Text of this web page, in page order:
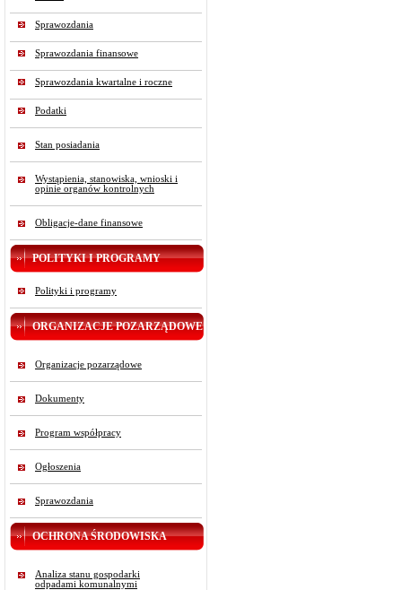
Sprawozdania
Sprawozdania finansowe
Sprawozdania kwartalne i roczne
Podatki
Stan posiadania
Wystąpienia, stanowiska, wnioski i
opinie organów kontrolnych
Obligacje-dane finansowe
POLITYKI I PROGRAMY
Polityki i programy
ORGANIZACJE POZARZĄDOWE
Organizacje pozarządowe
Dokumenty
Program współpracy
Ogłoszenia
Sprawozdania
OCHRONA ŚRODOWISKA
Analiza stanu gospodarki
odpadami komunalnymi